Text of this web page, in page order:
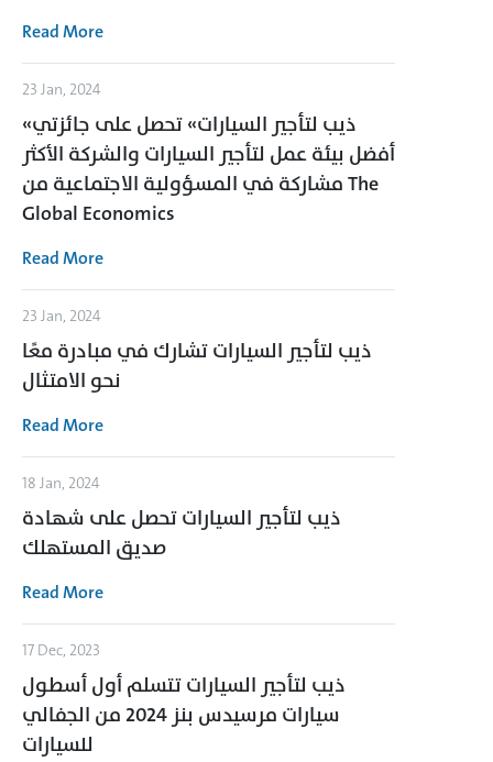
Read More
23 Jan, 2024
«ذيب لتأجير السيارات» تحصل على جائزتي
أفضل بيئة عمل لتأجير السيارات والشركة الأكثر
مشاركة في المسؤولية الاجتماعية من The
Global Economics
Read More
23 Jan, 2024
ذيب لتأجير السيارات تشارك في مبادرة معًا
نحو الامتثال
Read More
18 Jan, 2024
ذيب لتأجير السيارات تحصل على شهادة
صديق المستهلك
Read More
17 Dec, 2023
ذيب لتأجير السيارات تتسلم أول أسطول
سيارات مرسيدس بنز 2024 من الجفالي
للسيارات